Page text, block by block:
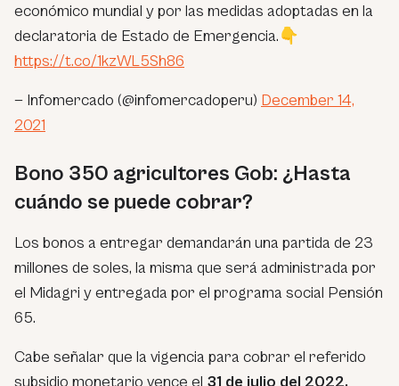
económico mundial y por las medidas adoptadas en la
declaratoria de Estado de Emergencia.👇
https://t.co/1kzWL5Sh86
— Infomercado (@infomercadoperu) December 14,
2021
Bono 350 agricultores Gob: ¿Hasta
cuándo se puede cobrar?
Los bonos a entregar demandarán una partida de 23
millones de soles, la misma que será administrada por
el Midagri y entregada por el programa social Pensión
65.
Cabe señalar que la vigencia para cobrar el referido
subsidio monetario vence el 31 de julio del 2022.